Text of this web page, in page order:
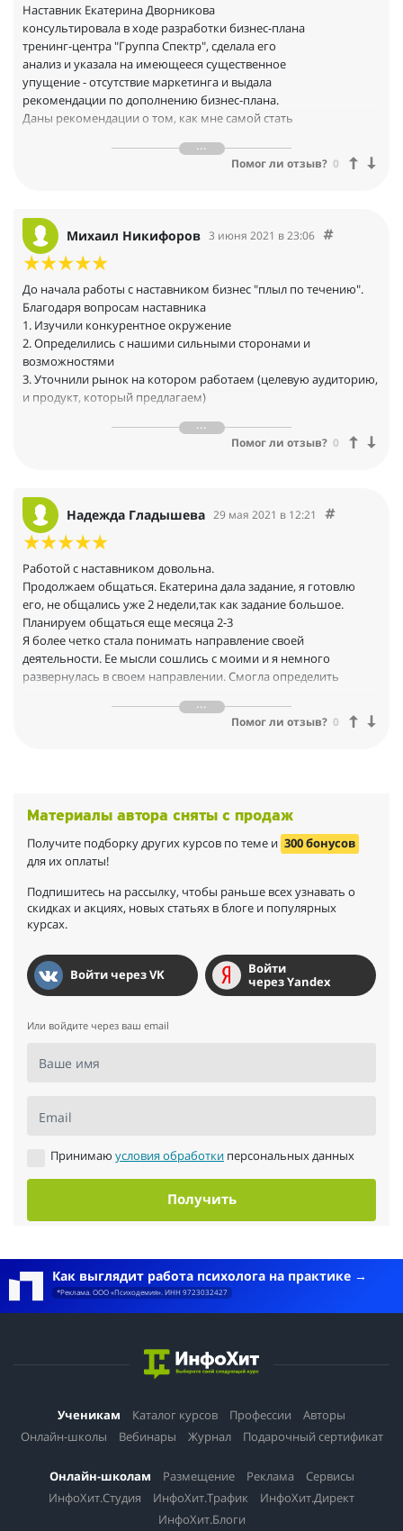
Наставник Екатерина Дворникова
консультировала в ходе разработки бизнес-плана
тренинг-центра "Группа Спектр", сделала его
анализ и указала на имеющееся существенное
упущение - отсутствие маркетинга и выдала
рекомендации по дополнению бизнес-плана.
Даны рекомендации о том, как мне самой стать
Организовала телефонный разговор со своим
успешным клиентом - Белугиным Ильей
Москвы, Почетным Председателем Клуба
Руководителей Агентств Недвижимости, который
добился своего успеха благодаря наставничеству
Алтайский
крайстранички наставника в соцсетях, где Екатерина
Дворникова дает советы по
предпринимательству.
Планирую приглашать Екатерину Дворникову в
наш регион в качестве эксперта, идут
маркетинговые исследования и организационная
работа в этом направлении.
Помог ли отзыв? 0
Михаил Никифоров 3 июня 2021 в 23:06
До начала работы с наставником бизнес "плыл по течению".
Благодаря вопросам наставника
1. Изучили конкурентное окружение
2. Определились с нашими сильными сторонами и
возможностями
3. Уточнили рынок на котором работаем (целевую аудиторию,
и продукт, который предлагаем)
вектор их дальнейшего развития5. Портфель проектов
увеличился с 1 до 3х, при сохранении
смотреть не только изнутри, но и снаружи, оценивать
окружение и планировать действия исходя из того, что
происходит снаружи.
конкурентов, клиентов. Очень нужны, но крайне трудоёмкий
процесс - как для понимания что нужно, так и для исполнения.
Помог ли отзыв? 0
Надежда Гладышева 29 мая 2021 в 12:21
Работой с наставником довольна.
Продолжаем общаться. Екатерина дала задание, я готовлю
его, не общались уже 2 недели,так как задание большое.
Планируем общаться еще месяца 2-3
Я более четко стала понимать направление своей
деятельности. Ее мысли сошлись с моими и я немного
развернулась в своем направлении. Смогла определить
их обсуждаем, это очень помогает.
Общение с наставником влияет и на мое личное развитие.
Мне бы хотелось продолжить общение, может быть за
какойто услугой к ней обращусь. Екатерина опытный
предприниматель и может быть полезна в разных сферах.
Помог ли отзыв? 0
Материалы автора сняты с продаж
Получите подборку других курсов по теме и 300 бонусов
для их оплаты!
Подпишитесь на рассылку, чтобы раньше всех узнавать о
скидках и акциях, новых статьях в блоге и популярных
курсах.
Войти через VK
Войти
через Yandex
Или войдите через ваш email
Ваше имя
Email
Принимаю условия обработки персональных данных
Получить
Как выглядит работа психолога на практике
*Реклама. ООО «Психодемия». ИНН 9723032427
Ученикам Каталог курсов Профессии
Авторы
Онлайн-школы
Вебинары Журнал Подарочный сертификат
Онлайн-школам Размещение Реклама
Сервисы
ИнфоХит.Студия
ИнфоХит.Трафик
ИнфоХит.Директ
ИнфоХит.Блоги